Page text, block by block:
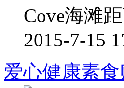
Cove海滩
2015-7-15
爱心健康素